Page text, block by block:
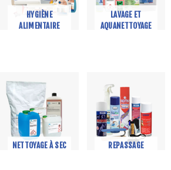
HYGIÈNE
ALIMENTAIRE
LAVAGE ET
AQUANETTOYAGE
NETTOYAGE À SEC REPASSAGE